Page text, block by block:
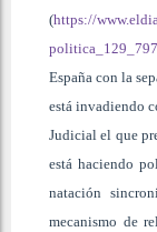
(https://
España con la
está invadiendo
Judicial el que
está haciendo
natación
mecanismo de